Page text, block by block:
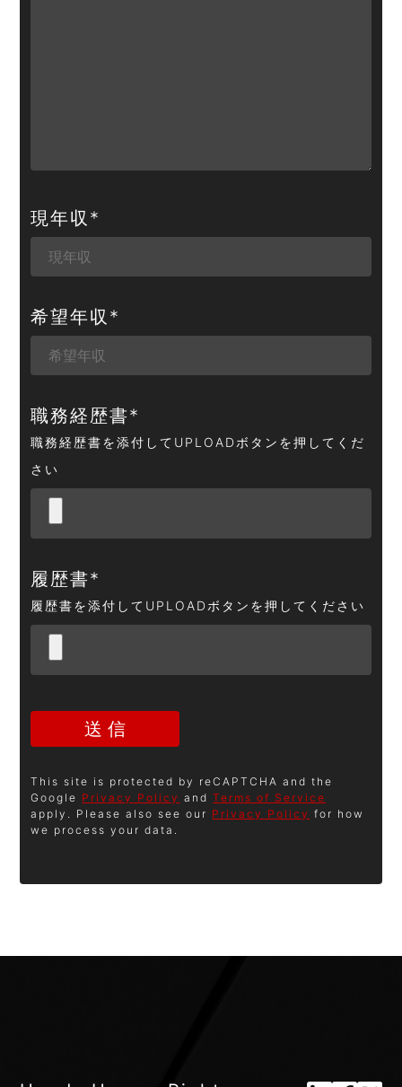
現年収 *
希望年収 *
職務経歴書*
職務経歴書を添付してUPLOADボタンを押してくだ
さい
履歴書*
履歴書を添付してUPLOADボタンを押してください
This site is protected by reCAPTCHA and the
Google Privacy Policy andTerms of Service
apply. Please also see our Privacy Policy for how
we process your data.